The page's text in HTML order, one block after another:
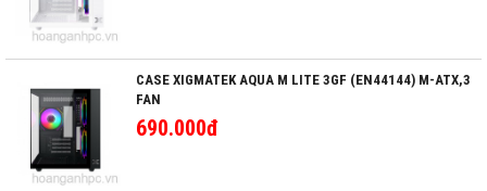
CASE XIGMATEK AQUA M LITE 3GF (EN44144) M-ATX,3
FAN
690.000đ